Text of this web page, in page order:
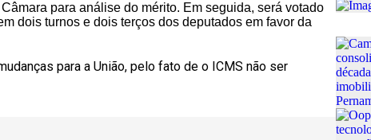
para análise do mérito. Em seguida, será votado
dois turnos e dois terços dos deputados em favor da
para a União, pelo fato de o ICMS não ser